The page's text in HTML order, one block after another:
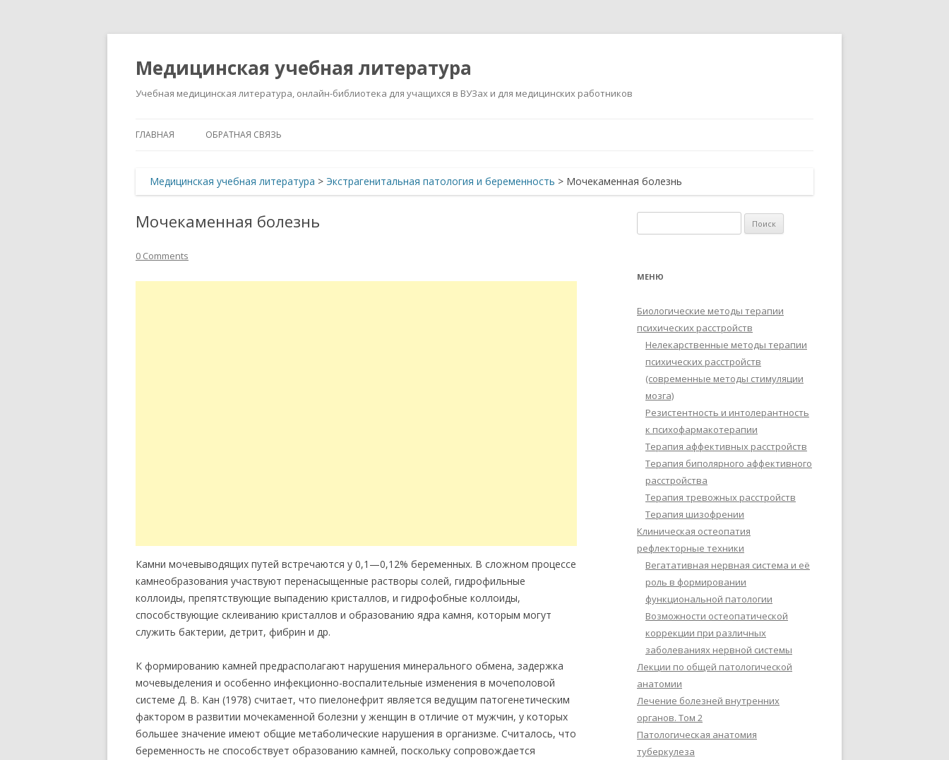
Медицинская учебная литература
Учебная медицинская литература, онлайн-библиотека для учащихся в ВУЗах и для медицинских работников
ГЛАВНАЯ ОБРАТНАЯ СВЯЗЬ
Медицинская учебная литература > Экстрагенитальная патология и беременность > Мочекаменная болезнь
Мочекаменная болезнь
0 Comments
Камни мочевыводящих путей встречаются у 0,1—0,12% беременных. В сложном процессе
камнеобразования участвуют перенасыщенные растворы солей, гидрофильные
коллоиды, препятствующие выпадению кристаллов, и гидрофобные коллоиды,
способствующие склеиванию кристаллов и образованию ядра камня, которым могут
служить бактерии, детрит, фибрин и др.
К формированию камней предрасполагают нарушения минерального обмена, задержка
мочевыделения и особенно инфекционно-воспалительные изменения в мочеполовой
системе Д. В. Кан (1978) считает, что пиелонефрит является ведущим патогенетическим
фактором в развитии мочекаменной болезни у женщин в отличие от мужчин, у которых
большее значение имеют общие метаболические нарушения в организме. Считалось, что
беременность не способствует образованию камней, поскольку сопровождается
МЕНЮ
Биологические методы терапии
психических расстройств
Нелекарственные методы терапии
психических расстройств
(современные методы стимуляции
мозга)
Резистентность и интолерантность
к психофармакотерапии
Терапия аффективных расстройств
Терапия биполярного аффективного
расстройства
Терапия тревожных расстройств
Терапия шизофрении
Клиническая остеопатия
рефлекторные техники
Вегатативная нервная система и её
роль в формировании
функциональной патологии
Возможности остеопатической
коррекции при различных
заболеваниях нервной системы
Лекции по общей патологической
анатомии
Лечение болезней внутренних
органов. Том 2
Патологическая анатомия
туберкулеза